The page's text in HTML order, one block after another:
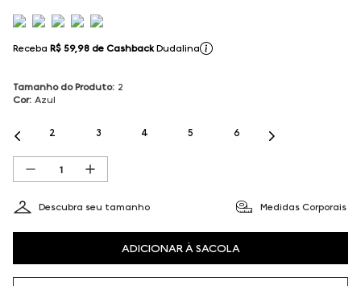
Receba R$ 59,98 de Cashback Dudalina
Tamanho do Produto: 2
Cor: Azul
2 3 4 5 6
Descubra seu tamanho Medidas Corporais
ADICIONAR À SACOLA